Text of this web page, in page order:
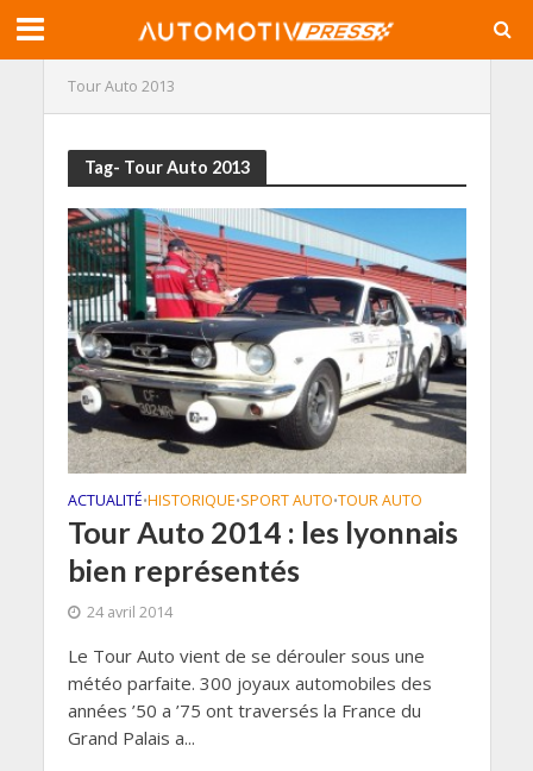
Tour Auto 2013
Tag- Tour Auto 2013
ACTUALITÉ•HISTORIQUE•SPORT AUTO•TOUR AUTO
Tour Auto 2014 : les lyonnais
bien représentés
24 avril 2014
Le Tour Auto vient de se dérouler sous une
météo parfaite. 300 joyaux automobiles des
années ’50 a ’75 ont traversés la France du
Grand Palais a...